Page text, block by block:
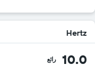
Hertz
10.0 رائع